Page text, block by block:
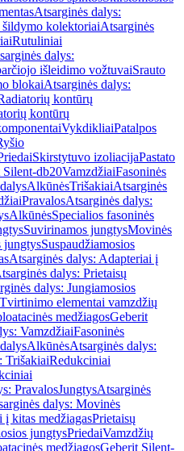
Atsarginės dalys:
kolektoriaiAtsarginės
Rutuliniai
dalys:
išleidimo vožtuvaiSrauto
blokaiAtsarginės dalys:
kontūrų
kontūrų
VykdikliaiPatalpos
Skirstytuvo izoliacijaPastato
Silent-db20VamzdžiaiFasoninės
AlkūnėsTrišakiaiAtsarginės
PravalosAtsarginės dalys:
AlkūnėsSpecialios fasoninės
Suvirinamos jungtysMovinės
jungtysSuspaudžiamosios
Atsarginės dalys: Adapteriai į
dalys: Prietaisų
dalys: Jungiamosios
Tvirtinimo elementai vamzdžių
medžiagosGeberit
VamzdžiaiFasoninės
AlkūnėsAtsarginės dalys:
TrišakiaiRedukciniai
PravalosJungtysAtsarginės
dalys: Movinės
į kitas medžiagasPrietaisų
jungtysPriedaiVamzdžių
medžiagosGeberit Silent-